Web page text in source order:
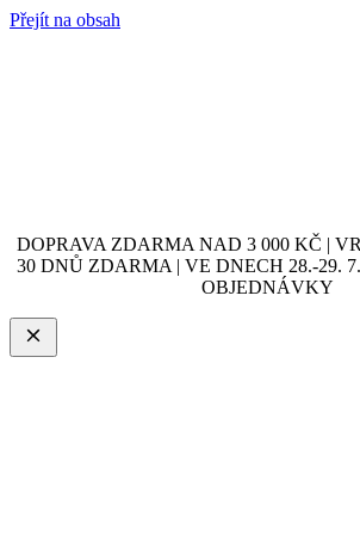
Přejít na obsah
DOPRAVA ZDARMA NAD 3 000 KČ |
30 DNŮ ZDARMA | VE DNECH 28.-29.
OBJEDNÁVKY